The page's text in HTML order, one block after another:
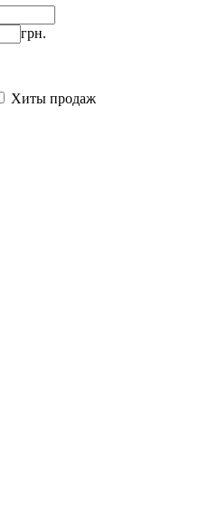
грн.
Хиты продаж